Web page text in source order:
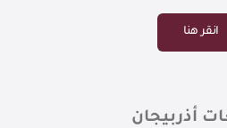
انقر هنا
أذربيجان